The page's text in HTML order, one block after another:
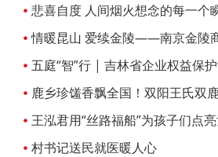
悲喜自度 人间烟火想念的每一个
情暖昆山 爱续金陵——南京金陵
问五庭“智”行 | 吉林省企业权益保
鹿乡珍馐香飘全国！双阳王氏双
王泓君用“丝路福船”为孩子们点
村书记送民就医暖人心